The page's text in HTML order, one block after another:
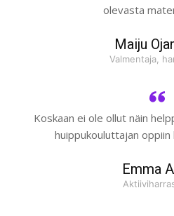
olevasta
Maiju
Valmentaja,
Koskaan ei ole ollut näin
huippukouluttajan oppiin
Emma